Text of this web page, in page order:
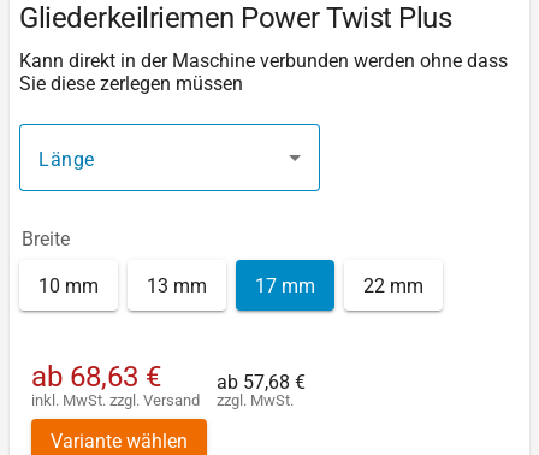
Gliederkeilriemen Power Twist Plus
Kann direkt in der Maschine verbunden werden ohne dass
Sie diese zerlegen müssen
Länge
Breite
10 mm 13 mm 17 mm 22 mm
ab 68,63 €
inkl. MwSt. zzgl. Versand
ab 57,68 €
zzgl. MwSt.
Variante wählen